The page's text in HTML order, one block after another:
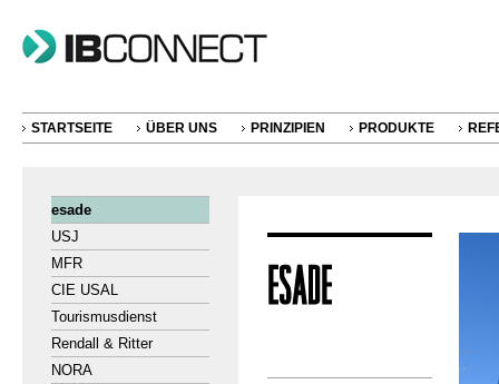
STARTSEITE ÜBER UNS PRINZIPIEN PRODUKTE
esade
USJ
MFR
CIE USAL
Tourismusdienst
Rendall & Ritter
NORA